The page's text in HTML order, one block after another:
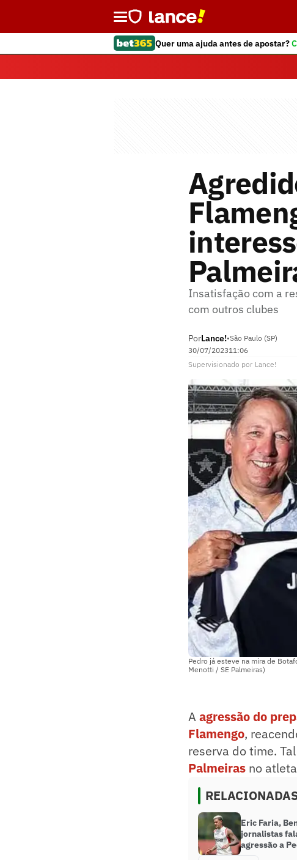
Quer uma ajuda antes de apostar?
Insatisfação com a
com outros clubes
PorLance!•São Paulo (SP)
30/07/202311:06
Supervisionado por Lance!
Pedro já esteve na mira de
Menotti / SE Palmeiras)
Aagressão do
Flamengo,
reserva do time.
Palmeiras no
Eric Faria,
jornalistas
agressão a